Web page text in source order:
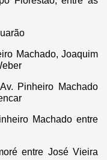
Machado, Joaquim
Pinheiro Machado
Machado entre
entre José Vieira